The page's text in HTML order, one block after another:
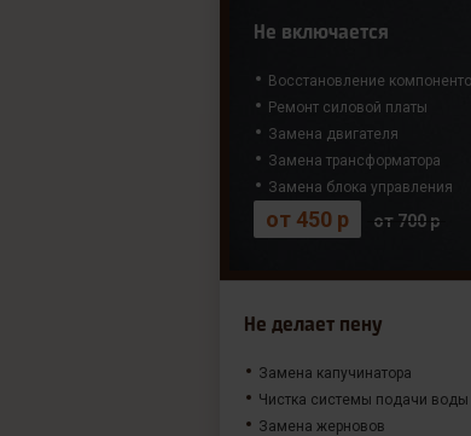
Не включается
Восстановление
Ремонт силовой платы
Замена двигателя
Замена трансформатора
Замена блока управления
от 450 р от 700 р
Не делает пену
Замена капучинатора
Чистка системы подачи воды
Замена жерновов